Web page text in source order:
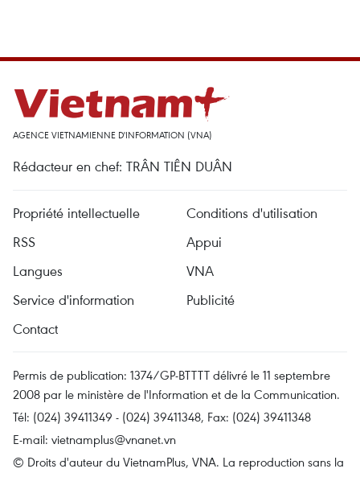
AGENCE VIETNAMIENNE D'INFORMATION (VNA)
Rédacteur en chef: TRÂN TIÊN DUÂN
Propriété intellectuelle
Conditions d'utilisation
RSS
Appui
Langues
VNA
Service d'information
Publicité
Contact
Permis de publication: 1374/GP-BTTTT délivré le 11 septembre
2008 par le ministère de l'Information et de la Communication.
Tél: (024) 39411349 - (024) 39411348, Fax: (024) 39411348
E-mail: vietnamplus@vnanet.vn
© Droits d'auteur du VietnamPlus, VNA. La reproduction sans la